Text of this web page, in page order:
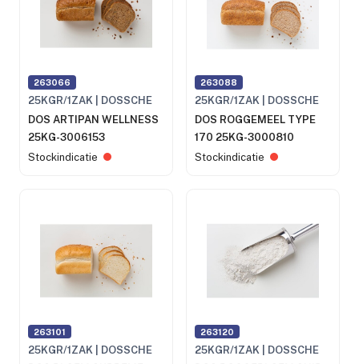
263066
25KGR/1ZAK | DOSSCHE
DOS ARTIPAN WELLNESS
25KG-3006153
Stockindicatie
263088
25KGR/1ZAK | DOSSCHE
DOS ROGGEMEEL TYPE
170 25KG-3000810
Stockindicatie
263101
25KGR/1ZAK | DOSSCHE
263120
25KGR/1ZAK | DOSSCHE